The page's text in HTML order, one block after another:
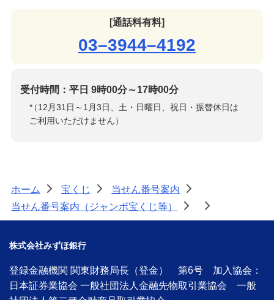
[通話料有料]
03–3944–4192
受付時間：平日 9時00分～17時00分
*
（12月31日～1月3日、土・日曜日、祝日・振替休日は
ご利用いただけません）
ホーム > 宝くじ > 当せん番号案内
>
当せん番号案内（ジャンボ宝くじ等）
> >
株式会社みずほ銀行
登録金融機関 関東財務局長（登金） 第6号 加入協会：
日本証券業協会 一般社団法人金融先物取引業協会 一般